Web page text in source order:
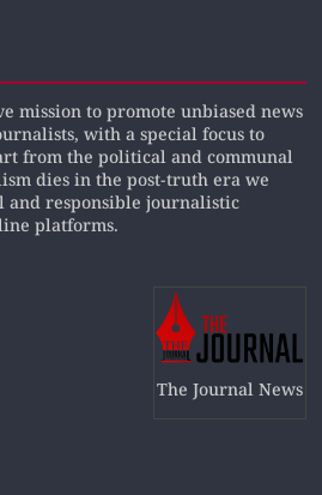
mission to promote unbiased news
with a special focus to
from the political and communal
dies in the post-truth era we
and responsible journalistic
platforms.
The Journal News